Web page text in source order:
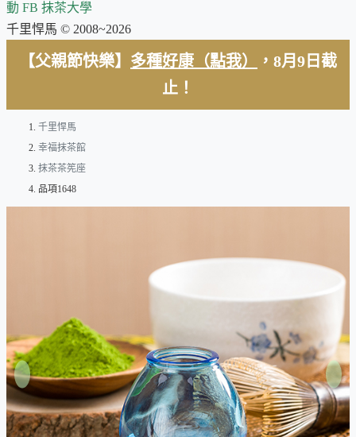
動 FB 抹茶大學
千里悍馬 © 2008~2026
【父親節快樂】 多種好康（點我）
，8月9日截
止！
千里悍馬
幸福抹茶館
抹茶茶筅座
品項1648